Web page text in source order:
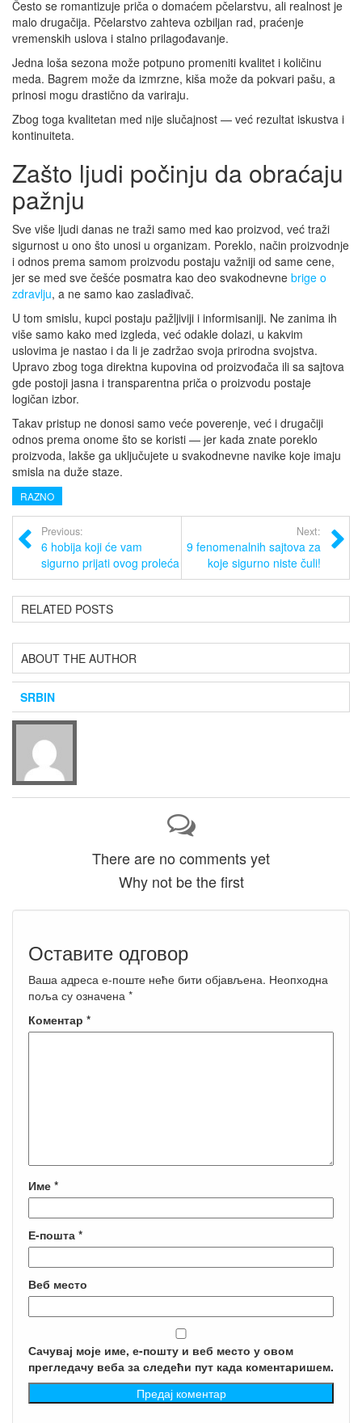
Često se romantizuje priča o domaćem pčelarstvu, ali realnost je
malo drugačija. Pčelarstvo zahteva ozbiljan rad, praćenje
vremenskih uslova i stalno prilagođavanje.
Jedna loša sezona može potpuno promeniti kvalitet i količinu
meda. Bagrem može da izmrzne, kiša može da pokvari pašu, a
prinosi mogu drastično da variraju.
Zbog toga kvalitetan med nije slučajnost — već rezultat iskustva i
kontinuiteta.
Zašto ljudi počinju da obraćaju
pažnju
Sve više ljudi danas ne traži samo med kao proizvod, već traži
sigurnost u ono što unosi u organizam. Poreklo, način proizvodnje
i odnos prema samom proizvodu postaju važniji od same cene,
jer se med sve češće posmatra kao deo svakodnevne brige o
zdravlju, a ne samo kao zaslađivač.
U tom smislu, kupci postaju pažljiviji i informisaniji. Ne zanima ih
više samo kako med izgleda, već odakle dolazi, u kakvim
uslovima je nastao i da li je zadržao svoja prirodna svojstva.
Upravo zbog toga direktna kupovina od proizvođača ili sa sajtova
gde postoji jasna i transparentna priča o proizvodu postaje
logičan izbor.
Takav pristup ne donosi samo veće poverenje, već i drugačiji
odnos prema onome što se koristi — jer kada znate poreklo
proizvoda, lakše ga uključujete u svakodnevne navike koje imaju
smisla na duže staze.
RAZNO
Previous:
6 hobija koji će vam
sigurno prijati ovog proleća
Next:
9 fenomenalnih sajtova za
koje sigurno niste čuli!
RELATED POSTS
ABOUT THE AUTHOR
SRBIN
There are no comments yet
Why not be the first
Оставите одговор
Ваша адреса е-поште неће бити објављена. Неопходна
поља су означена *
Коментар *
Име *
Е-пошта *
Веб место
Сачувај моје име, е-пошту и веб место у овом
прегледачу веба за следећи пут када коментаришем.